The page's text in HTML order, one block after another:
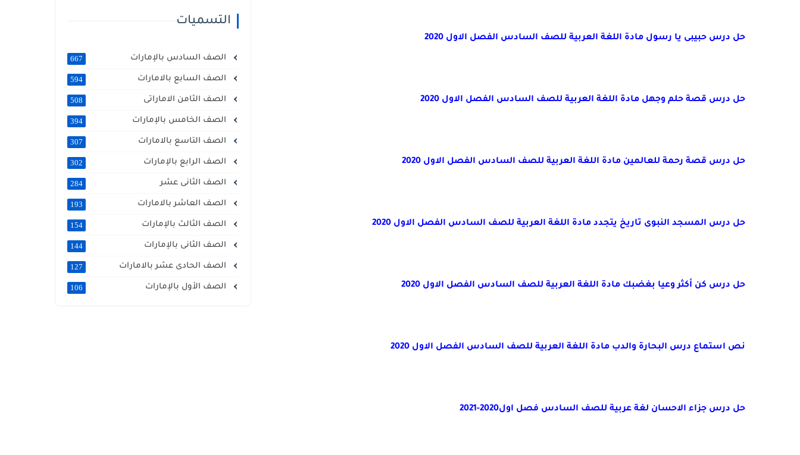
حل درس حبيبى يا رسول مادة اللغة العربية للصف السادس الفصل الاول 2020
حل درس قصة حلم وجهل مادة اللغة العربية للصف السادس الفصل الاول 2020
حل درس قصة رحمة للعالمين مادة اللغة العربية للصف السادس الفصل الاول 2020
حل درس المسجد النبوى تاريخ يتجدد مادة اللغة العربية للصف السادس الفصل الاول 2020
حل درس كن أكثر وعيا بغضبك مادة اللغة العربية للصف السادس الفصل الاول 2020
نص استماع درس البحارة والدب مادة اللغة العربية للصف السادس الفصل الاول 2020
حل درس جزاء الاحسان لغة عربية للصف السادس فصل اول2020-2021
التسميات
الصف السادس بالإمارات 667
الصف السابع بالامارات 594
الصف الثامن الاماراتى 508
الصف الخامس بالإمارات 394
الصف التاسع بالامارات 307
الصف الرابع بالإمارات 302
الصف الثانى عشر 284
الصف العاشر بالامارات 193
الصف الثالث بالإمارات 154
الصف الثانى بالإمارات 144
الصف الحادى عشر بالامارات 127
الصف الأول بالإمارات 106